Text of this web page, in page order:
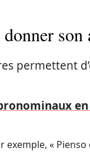
son
permettent
exemple, «